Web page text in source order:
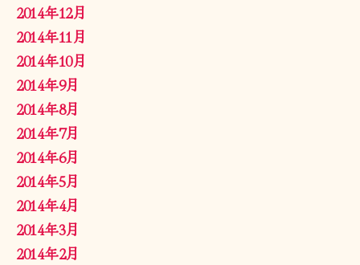
2014年12月
2014年11月
2014年10月
2014年9月
2014年8月
2014年7月
2014年6月
2014年5月
2014年4月
2014年3月
2014年2月